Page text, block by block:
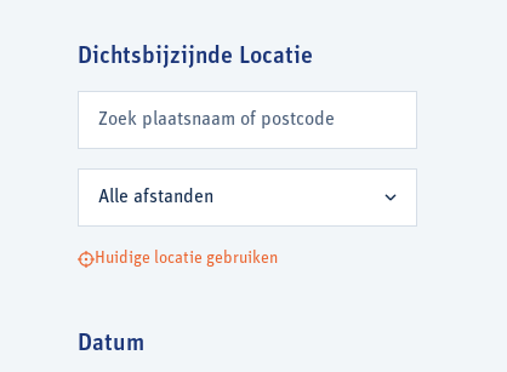
Dichtsbijzijnde Locatie
Dichtsbijzijnde Locatie
Huidige locatie gebruiken
Datum